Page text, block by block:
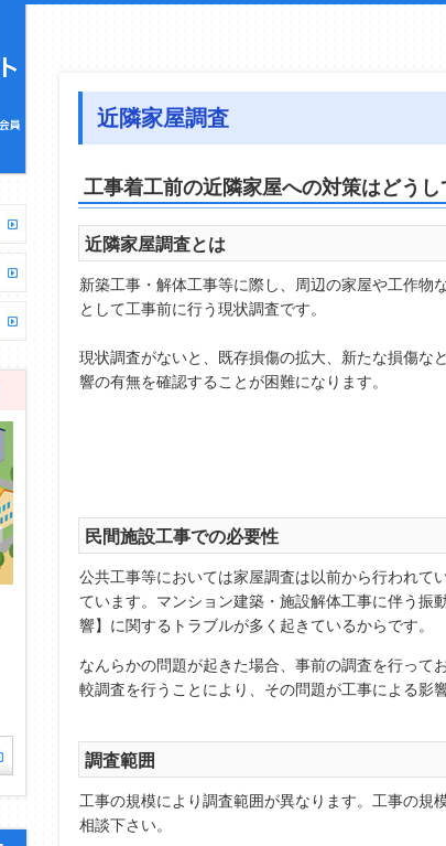
近隣家屋調査
工事着工前の近隣家屋への対策はどうし
近隣家屋調査とは
新築工事・解体工事等に際し、周辺の家屋や工作物
として工事前に行う現状調査です。
現状調査がないと、既存損傷の拡大、新たな損傷な
響の有無を確認することが困難になります。
民間施設工事での必要性
公共工事等においては家屋調査は以前から行われて
ています。マンション建築・施設解体工事に伴う振
響】に関するトラブルが多く起きているからです。
なんらかの問題が起きた場合、事前の調査を行って
較調査を行うことにより、その問題が工事による影
調査範囲
工事の規模により調査範囲が異なります。工事の規
相談下さい。